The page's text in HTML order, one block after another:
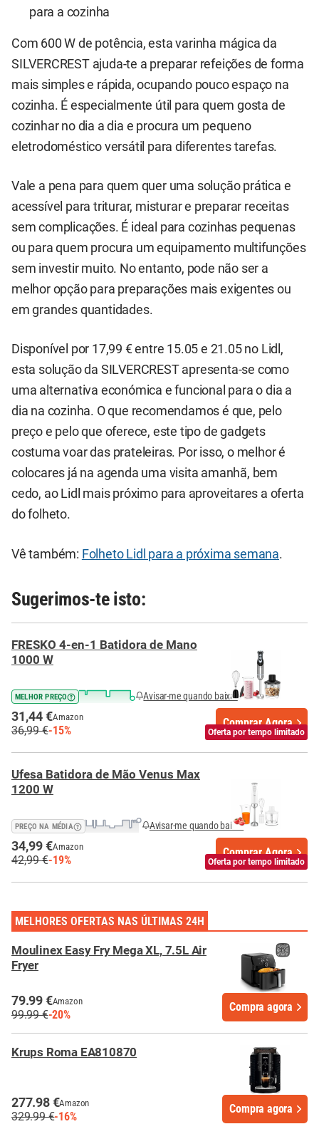
para a cozinha
Com 600 W de potência, esta varinha mágica da
SILVERCREST ajuda-te a preparar refeições de forma
mais simples e rápida, ocupando pouco espaço na
cozinha. É especialmente útil para quem gosta de
cozinhar no dia a dia e procura um pequeno
eletrodoméstico versátil para diferentes tarefas.
Vale a pena para quem quer uma solução prática e
acessível para triturar, misturar e preparar receitas
sem complicações. É ideal para cozinhas pequenas
ou para quem procura um equipamento multifunções
sem investir muito. No entanto, pode não ser a
melhor opção para preparações mais exigentes ou
em grandes quantidades.
Disponível por 17,99 € entre 15.05 e 21.05 no Lidl,
esta solução da SILVERCREST apresenta-se como
uma alternativa económica e funcional para o dia a
dia na cozinha. O que recomendamos é que, pelo
preço e pelo que oferece, este tipo de gadgets
costuma voar das prateleiras. Por isso, o melhor é
colocares já na agenda uma visita amanhã, bem
cedo, ao Lidl mais próximo para aproveitares a oferta
do folheto.
Vê também: Folheto Lidl para a próxima semana.
Sugerimos-te isto:
Oferta por tempo limitado
FRESKO 4-en-1 Batidora de Mano
1000 W
MELHOR PREÇO Avisar-me quando baixar
31,44 €Amazon
36,99 €-15%
Comprar Agora
Oferta por tempo limitado
Ufesa Batidora de Mão Venus Max
1200 W
PREÇO NA MÉDIA Avisar-me quando baixar
34,99 €Amazon
42,99 €-19%
Comprar Agora
MELHORES OFERTAS NAS ÚLTIMAS 24H
Moulinex Easy Fry Mega XL, 7.5L Air
Fryer
79.99 €Amazon
99.99 €-20%
Compra agora
Krups Roma EA810870
277.98 €Amazon
329.99 €-16%
Compra agora